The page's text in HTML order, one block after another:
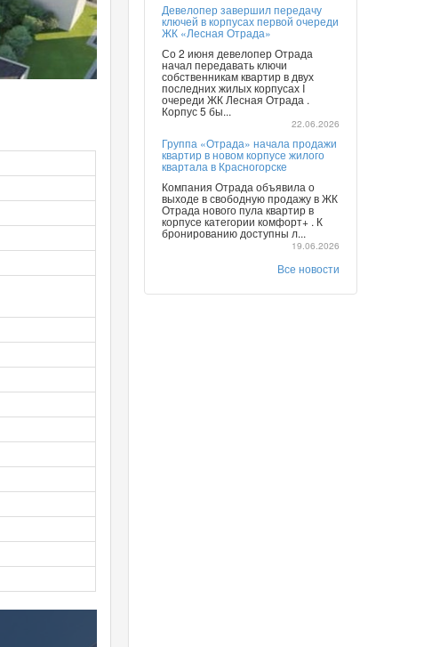
Девелопер завершил передачу
ключей в корпусах первой очереди
ЖК «Лесная Отрада»
Со 2 июня девелопер Отрада
начал передавать ключи
собственникам квартир в двух
последних жилых корпусах I
очереди ЖК Лесная Отрада .
Корпус 5 бы...
22.06.2026
Группа «Отрада» начала продажи
квартир в новом корпусе жилого
квартала в Красногорске
Компания Отрада объявила о
выходе в свободную продажу в ЖК
Отрада нового пула квартир в
корпусе категории комфорт+ . К
бронированию доступны л...
19.06.2026
Все новости